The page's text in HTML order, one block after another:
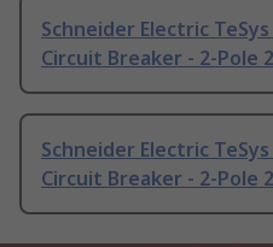
Schneider Electric
Circuit Breaker - 2-Pole
Schneider Electric
Circuit Breaker - 2-Pole